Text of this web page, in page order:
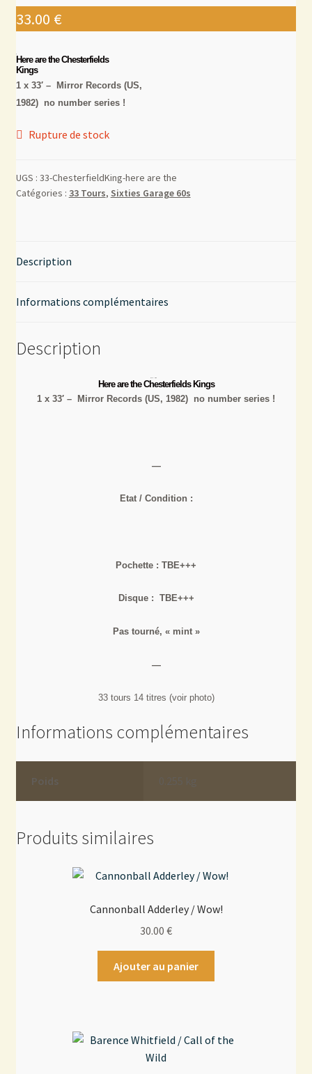
Mon compte
Contact
33.00 €
Here are the Chesterfields
Kings
1 x 33′ – Mirror Records (US,
1982) no number series !
Rupture de stock
UGS : 33-ChesterfieldKing-here are the
Catégories : 33 Tours, Sixties Garage 60s
Description
Informations complémentaires
Description
Here are the Chesterfields Kings
1 x 33′ – Mirror Records (US, 1982) no number series !
—
Etat / Condition :
Pochette : TBE+++
Disque : TBE+++
Pas tourné, « mint »
—
33 tours 14 titres (voir photo)
Informations complémentaires
Poids
Produits similaires
Cannonball Adderley / Wow!
30.00 €
Ajouter au panier